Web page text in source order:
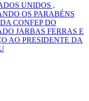
UNIDOS ,
OS PARABÉNS
CONFEP DO
JARBAS FERRAS E
AO PRESIDENTE DA